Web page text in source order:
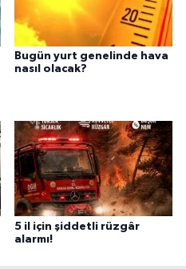
Bugün yurt genelinde hava
nasıl olacak?
5 il için şiddetli rüzgâr
alarmı!